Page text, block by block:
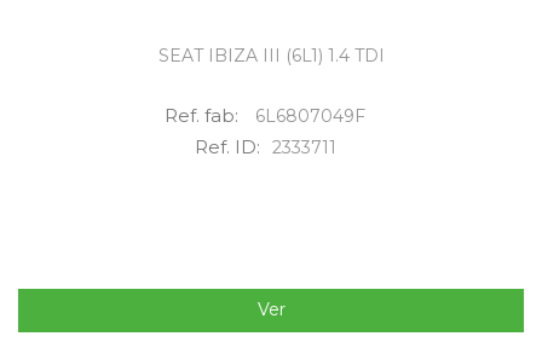
SEAT IBIZA III (6L1) 1.4 TDI
Ref. fab: 6L6807049F
Ref. ID: 2333711
Ver